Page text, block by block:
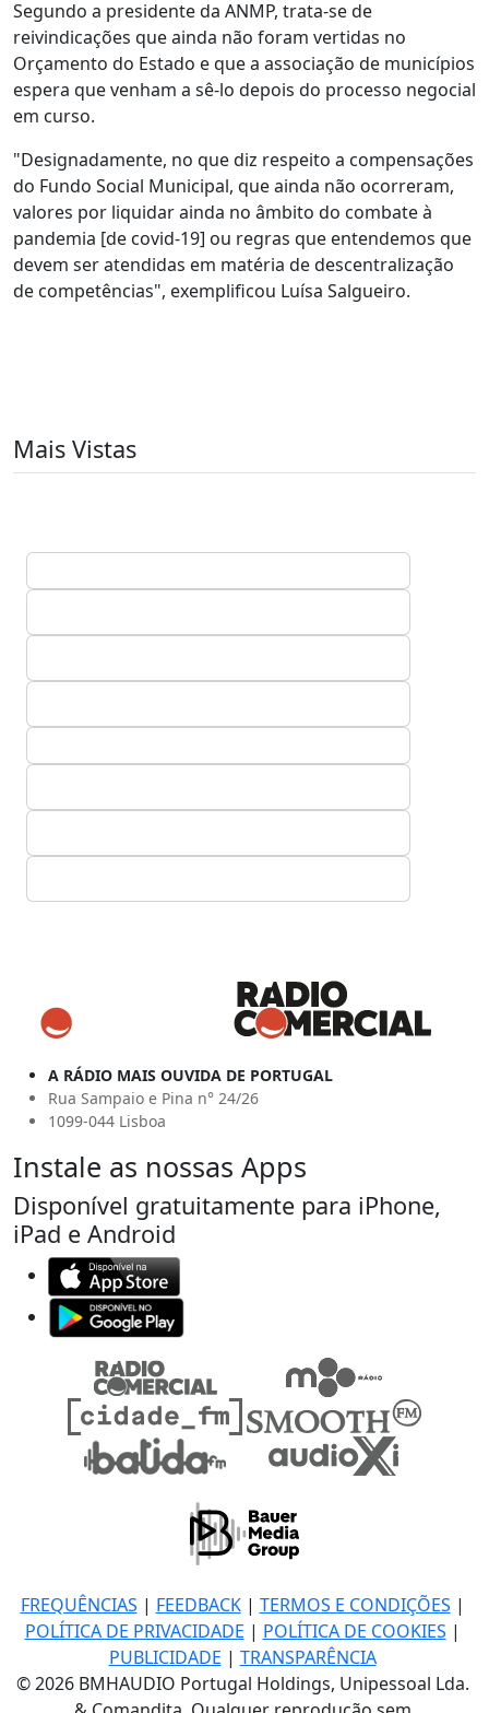
Segundo a presidente da ANMP, trata-se de
reivindicações que ainda não foram vertidas no
Orçamento do Estado e que a associação de municípios
espera que venham a sê-lo depois do processo negocial
em curso.
"Designadamente, no que diz respeito a compensações
do Fundo Social Municipal, que ainda não ocorreram,
valores por liquidar ainda no âmbito do combate à
pandemia [de covid-19] ou regras que entendemos que
devem ser atendidas em matéria de descentralização
de competências", exemplificou Luísa Salgueiro.
Mais Vistas
A RÁDIO MAIS OUVIDA DE PORTUGAL
Rua Sampaio e Pina n° 24/26
1099-044 Lisboa
Instale as nossas Apps
Disponível gratuitamente para iPhone,
iPad e Android
FREQUÊNCIAS | FEEDBACK| TERMOS E CONDIÇÕES |
POLÍTICA DE PRIVACIDADE | POLÍTICA DE COOKIES |
PUBLICIDADE | TRANSPARÊNCIA
© 2026 BMHAUDIO Portugal Holdings, Unipessoal Lda.